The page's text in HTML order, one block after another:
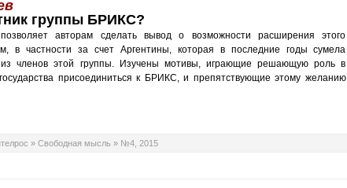
группы БРИКС?
авторам сделать вывод о возможности расширения этого
в частности за счет Аргентины, которая в последние годы сумела
членов этой группы. Изучены мотивы, играющие решающую роль в
присоединиться к БРИКС, и препятствующие этому желанию
» Свободная мысль » №4, 2015